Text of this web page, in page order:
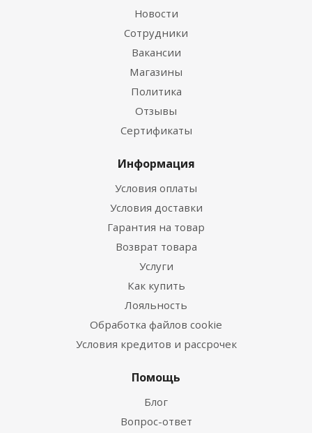
Новости
Сотрудники
Вакансии
Магазины
Политика
Отзывы
Сертификаты
Информация
Условия оплаты
Условия доставки
Гарантия на товар
Возврат товара
Услуги
Как купить
Лояльность
Обработка файлов cookie
Условия кредитов и рассрочек
Помощь
Блог
Вопрос-ответ